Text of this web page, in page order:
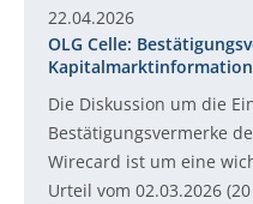
22.04.2026
OLG Celle:
Die Diskussion um die
Bestätigungsvermerke
Wirecard ist um eine
Urteil vom 02.03.2026